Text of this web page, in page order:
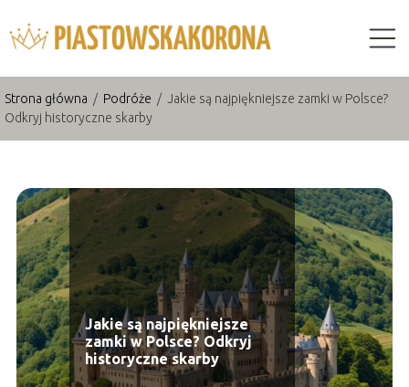
Strona główna / Podróże / Jakie są najpiękniejsze zamki w Polsce?
Odkryj historyczne skarby
Jakie są najpiękniejsze
zamki w Polsce? Odkryj
historyczne skarby